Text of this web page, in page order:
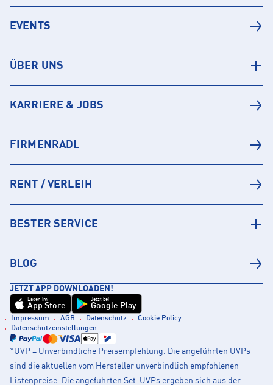
EVENTS
ÜBER UNS
KARRIERE & JOBS
FIRMENRADL
RENT / VERLEIH
BESTER SERVICE
BLOG
JETZT APP DOWNLOADEN!
Laden im
App Store
Jetzt bei
Google Play
Impressum AGB Datenschutz
Cookie Policy
Datenschutzeinstellungen
*UVP = Unverbindliche Preisempfehlung. Die angeführten UVPs
sind die aktuellen vom Hersteller unverbindlich empfohlenen
Listenpreise. Die angeführten Set-UVPs ergeben sich aus der